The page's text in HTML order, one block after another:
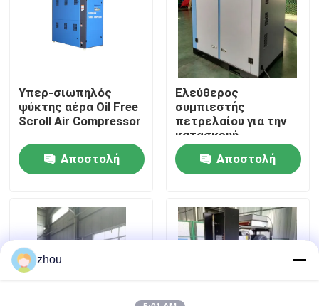
Περίπου εμείς
Ποιοτικός έλεγχος
Μας ελάτε σε επαφή με
Ειδήσεις
Περιπτώσεις
Ζητήστε ένα απόσπασμα
Υπερ-σιωπηλός
ψύκτης αέρα Oil Free
Scroll Air Compressor
Αποστολή
Ελεύθερος
συμπιεστής
πετρελαίου για την
κατασκευή
εξοπλισμού
ακρίβειαςΑποστολή
zhou